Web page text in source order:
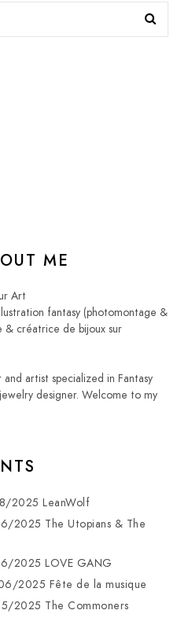
ME
Art
fantasy (photomontage &
& créatrice de bijoux sur
artist specialized in Fantasy
designer. Welcome to my
2025 LeanWolf
2025 The Utopians & The
2025 LOVE GANG
2025 Fête de la musique
2025 The Commoners